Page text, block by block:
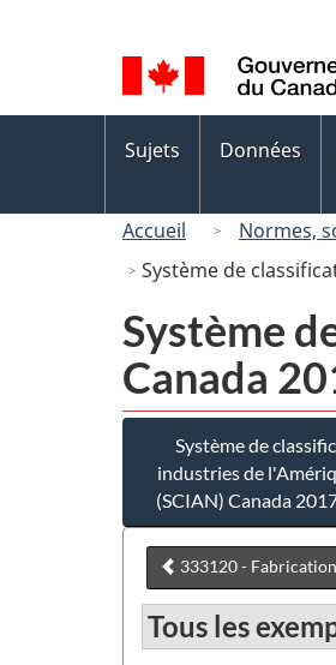
de
la
langue
des
Sujets Données
Accueil
Normes,
Système de
Système
Canada
Système de
industries de
(SCIAN) Canada
333120 -
Tous les